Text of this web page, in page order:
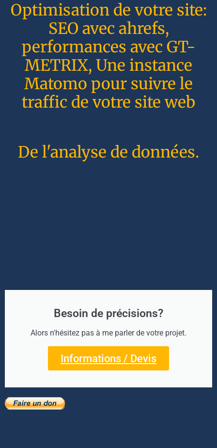
Optimisation de votre site:
SEO avec ahrefs,
performances avec GT-
METRIX, Une instance
Matomo pour suivre le
traffic de votre site web
De l'analyse de données.
Besoin de précisions?
Alors n'hésitez pas à me parler de votre projet.
Informations / Devis